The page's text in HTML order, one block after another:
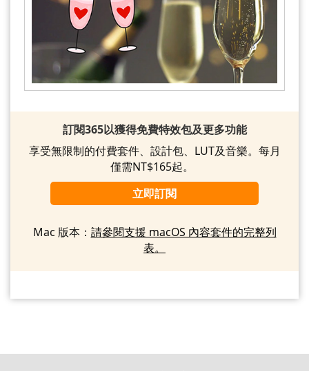
訂閱365以獲得免費特效包及更多功能
享受無限制的付費套件、設計包、LUT及音樂。每月
僅需NT$165起。
立即訂閱
Mac 版本： 請參閱支援 macOS 內容套件的完整列
表。